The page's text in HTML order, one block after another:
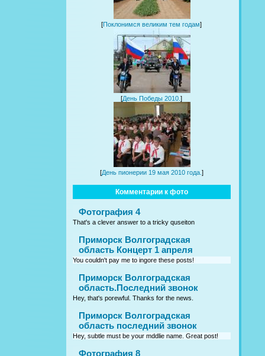
[Поклонимся великим тем годам]
[День Победы 2010.]
[День пионерии 19 мая 2010 года. ]
Комментарии к фото
Фотография 4
That's a clever answer to a tricky quseiton
Приморск Волгоградская
область Концерт 1 апреля
You couldn't pay me to ingore these posts!
Приморск Волгоградская
область.Последний звонок
Hey, that's porewful. Thanks for the news.
Приморск Волгоградская
область последний звонок
Hey, subtle must be your mddlie name. Great post!
Фотография 8